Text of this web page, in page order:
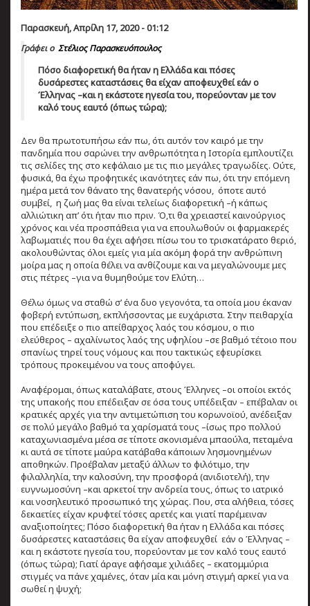
Παρασκευή, Απρίλη 17, 2020 - 01:12
Γράφει ο Στέλιος Παρασκευόπουλος
Πόσο διαφορετική θα ήταν η Ελλάδα και πόσες
δυσάρεστες καταστάσεις θα είχαν αποφευχθεί εάν ο
Έλληνας –και η εκάστοτε ηγεσία του, πορεύονταν με τον
καλό τους εαυτό (όπως τώρα);
Δεν θα πρωτοτυπήσω εάν πω, ότι αυτόν τον καιρό με την
πανδημία που σαρώνει την ανθρωπότητα η Ιστορία εμπλουτίζει
τις σελίδες της στο κεφάλαιο με τις πιο μεγάλες τραγωδίες. Ούτε,
φυσικά, θα έχω προφητικές ικανότητες εάν πω, ότι την επόμενη
ημέρα μετά τον θάνατο της θανατερής νόσου, όποτε αυτό
συμβεί, η ζωή μας θα είναι τελείως διαφορετική –ή κάπως
αλλιώτικη απ’ ότι ήταν πιο πριν. Ό,τι θα χρειαστεί καινούργιος
χρόνος και νέα προσπάθεια για να επουλωθούν οι φαρμακερές
λαβωματιές που θα έχει αφήσει πίσω του το τρισκατάρατο θεριό,
ακολουθώντας όλοι εμείς για μία ακόμη φορά την ανθρώπινη
μοίρα μας η οποία θέλει να ανθίζουμε και να μεγαλώνουμε μες
στις πέτρες –για να θυμηθούμε τον Ελύτη…
Θέλω όμως να σταθώ σ’ ένα δυο γεγονότα, τα οποία μου έκαναν
φοβερή εντύπωση, εκπλήσσοντας με ευχάριστα. Στην πειθαρχία
που επέδειξε ο πιο απείθαρχος λαός του κόσμου, ο πιο
ελεύθερος – αχαλίνωτος λαός της υφηλίου –σε βαθμό τέτοιο που
σπανίως τηρεί τους νόμους και που τακτικώς εφευρίσκει
τρόπους προκειμένου να τους αποφύγει.
Αναφέρομαι, όπως καταλάβατε, στους Έλληνες –οι οποίοι εκτός
της υπακοής που επέδειξαν σε όσα τους υπέδειξαν – επέβαλαν οι
κρατικές αρχές για την αντιμετώπιση του κορωνοϊού, ανέδειξαν
σε πολύ μεγάλο βαθμό τα χαρίσματά τους –ίσως προ πολλού
καταχωνιασμένα μέσα σε τίποτε σκονισμένα μπαούλα, πεταμένα
κι αυτά σε τίποτε μαύρα κατάβαθα κάποιων λησμονημένων
αποθηκών. Προέβαλαν μεταξύ άλλων το φιλότιμο, την
φιλαλληλία, την καλοσύνη, την προσφορά (ανιδιοτελή), την
ευγνωμοσύνη –και αρκετοί την ανδρεία τους, όπως το ιατρικό
και νοσηλευτικό προσωπικό της χώρας. Που, στα αλήθεια, τόσες
δεκαετίες είχαν κρυφτεί τόσες αρετές και γιατί παρέμειναν
αναξιοποίητες; Πόσο διαφορετική θα ήταν η Ελλάδα και πόσες
δυσάρεστες καταστάσεις θα είχαν αποφευχθεί εάν ο Έλληνας –
και η εκάστοτε ηγεσία του, πορεύονταν με τον καλό τους εαυτό
(όπως τώρα); Γιατί άραγε αφήσαμε χιλιάδες – εκατομμύρια
στιγμές να πάνε χαμένες, όταν μία και μόνη στιγμή αρκεί για να
σωθεί η ψυχή;